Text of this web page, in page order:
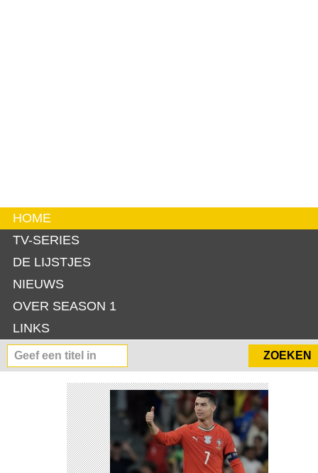
HOME
TV-SERIES
DE LIJSTJES
NIEUWS
OVER SEASON 1
LINKS